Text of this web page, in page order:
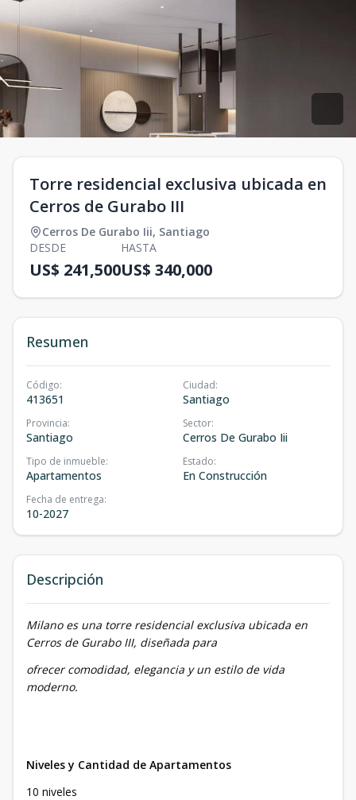
Torre residencial exclusiva ubicada en
Cerros de Gurabo III
Cerros De Gurabo Iii, Santiago
DESDE
US$ 241,500
HASTA
US$ 340,000
Resumen
Código:
413651
Ciudad:
Santiago
Provincia:
Santiago
Sector:
Cerros De Gurabo Iii
Tipo de inmueble:
Apartamentos
Estado:
En Construcción
Fecha de entrega:
10-2027
Descripción
Milano es una torre residencial exclusiva ubicada en
Cerros de Gurabo III, diseñada para
ofrecer comodidad, elegancia y un estilo de vida
moderno.
Niveles y Cantidad de Apartamentos
10 niveles